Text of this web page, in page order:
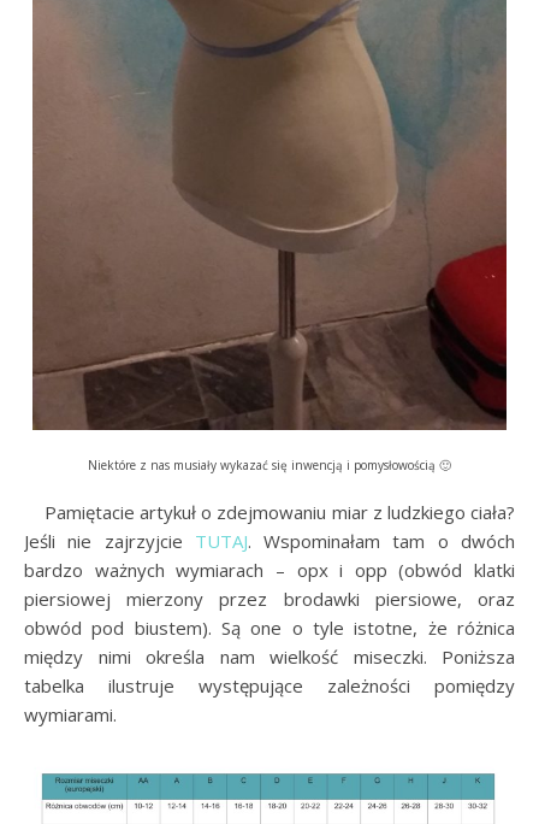
Niektóre z nas musiały wykazać się inwencją i pomysłowością 🙂
Pamiętacie artykuł o zdejmowaniu miar z ludzkiego ciała?
Jeśli nie zajrzyjcie TUTAJ. Wspominałam tam o dwóch
bardzo ważnych wymiarach – opx i opp (obwód klatki
piersiowej mierzony przez brodawki piersiowe, oraz
obwód pod biustem). Są one o tyle istotne, że różnica
między nimi określa nam wielkość miseczki. Poniższa
tabelka ilustruje występujące zależności pomiędzy
wymiarami.